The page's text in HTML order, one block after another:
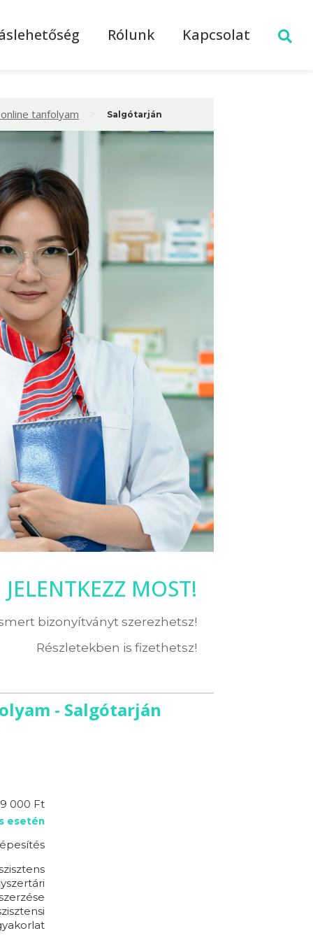
Rólunk Kapcsolat
tanfolyam Salgótarján
JELENTKEZZ MOST!
bizonyítványt szerezhetsz!
Részletekben is fizethetsz!
- Salgótarján
000 Ft
esetén